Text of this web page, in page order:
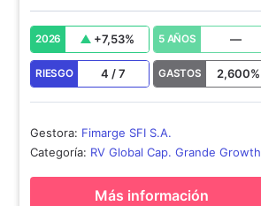
2026 +7,53% 5 AÑOS —
RIESGO 4 /7 GASTOS 2,600%
Gestora: Fimarge SFI S.A.
Categoría: RV Global Cap. Grande Growth
Más información